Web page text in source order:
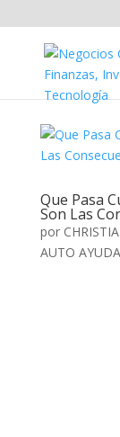
Que Pasa
Son Las
por
AUTO AYUDA